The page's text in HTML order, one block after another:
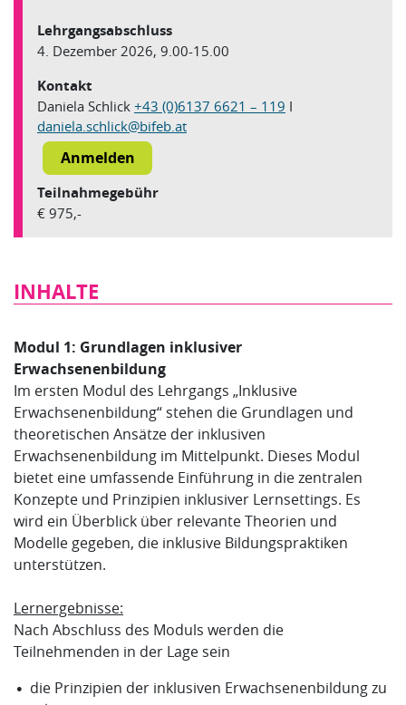
Lehrgangsabschluss
4. Dezember 2026, 9.00-15.00
Kontakt
Daniela Schlick +43 (0)6137 6621 – 119 I
daniela.schlick@bifeb.at
Teilnahmegebühr
€ 975,-
INHALTE
Modul 1: Grundlagen inklusiver
Erwachsenenbildung
Im ersten Modul des Lehrgangs „Inklusive
Erwachsenenbildung“ stehen die Grundlagen und
theoretischen Ansätze der inklusiven
Erwachsenenbildung im Mittelpunkt. Dieses Modul
bietet eine umfassende Einführung in die zentralen
Konzepte und Prinzipien inklusiver Lernsettings. Es
wird ein Überblick über relevante Theorien und
Modelle gegeben, die inklusive Bildungspraktiken
unterstützen.
Lernergebnisse:
Nach Abschluss des Moduls werden die
Teilnehmenden in der Lage sein
die Prinzipien der inklusiven Erwachsenenbildung zu